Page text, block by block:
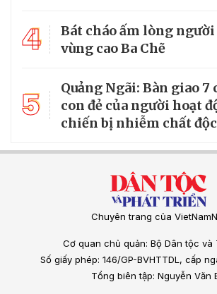
4
Bát cháo ấm lòng
vùng cao Ba Chẽ
5
Quảng Ngãi: Bàn giao 7
con đẻ của người hoạt
chiến bị nhiễm chất
Chuyên trang của
Cơ quan chủ quản: Bộ Dân tộc và
Số giấy phép: 146/GP-BVHTTDL, cấp
Tổng biên tập: Nguyễn Văn